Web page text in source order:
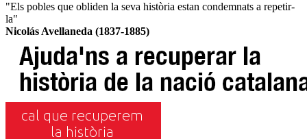
"Els pobles que obliden la seva història estan condemnats a repetir-
la"
Nicolás Avellaneda (1837-1885)